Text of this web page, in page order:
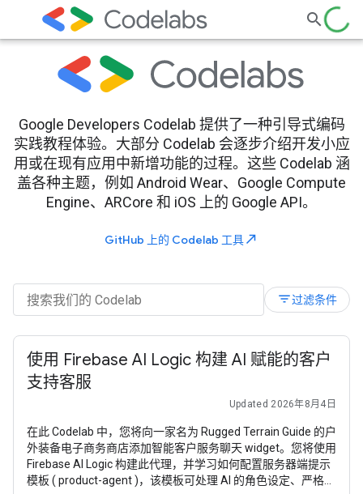
Google Developers Codelab 提供了一种引导式编码
实践教程体验。大部分 Codelab 会逐步介绍开发小应
用或在现有应用中新增功能的过程。这些 Codelab 涵
盖各种主题，例如 Android Wear、Google Compute
Engine、ARCore 和 iOS 上的 Google API。
GitHub 上的 Codelab 工具north_east
filter_list过滤条件
使用 Firebase AI Logic 构建 AI 赋能的客户
支持客服
Updated 2026年8月4日
在此 Codelab 中，您将向一家名为 Rugged Terrain Guide 的户
外装备电子商务商店添加智能客户服务聊天 widget。您将使用
Firebase AI Logic 构建此代理，并学习如何配置服务器端提示
模板 ( product-agent )，该模板可处理 AI 的角色设定、严格的